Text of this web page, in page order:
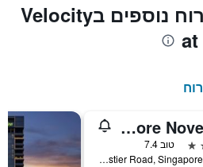
מקומות לינה ואירוח נוספים בVelocity
Days Inn by Wyndham Singapore Novena
טוב 7.4
592 Balestier Road, Singapore, סינגפור